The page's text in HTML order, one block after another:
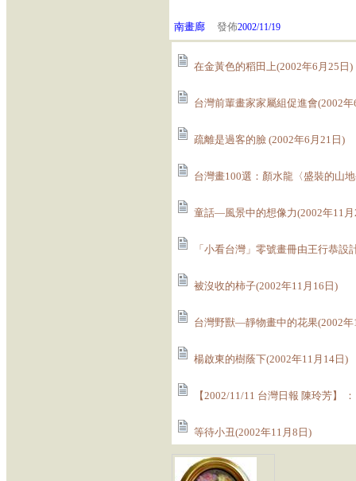
南畫廊 發佈2002/11/19
在金黃色的稻田上(2002年6月25日)
台灣前輩畫家家屬組促進會(2002年
疏離是過客的臉 (2002年6月21日)
台灣畫100選：顏水龍〈盛裝的山
童話—風景中的想像力(2002年11月
「小看台灣」零號畫冊由王行恭設
被沒收的柿子(2002年11月16日)
台灣野獸—靜物畫中的花果(2002年
楊啟東的樹蔭下(2002年11月14日)
【2002/11/11 台灣日報 陳玲芳】
等待小丑(2002年11月8日)